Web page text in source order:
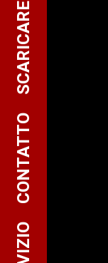
CONTATTO
SCARICARE